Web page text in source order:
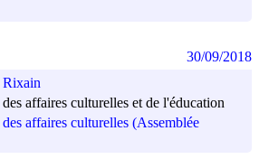
Rixain
affaires culturelles et de l'éducation
affaires culturelles (Assemblée
30/09/2018